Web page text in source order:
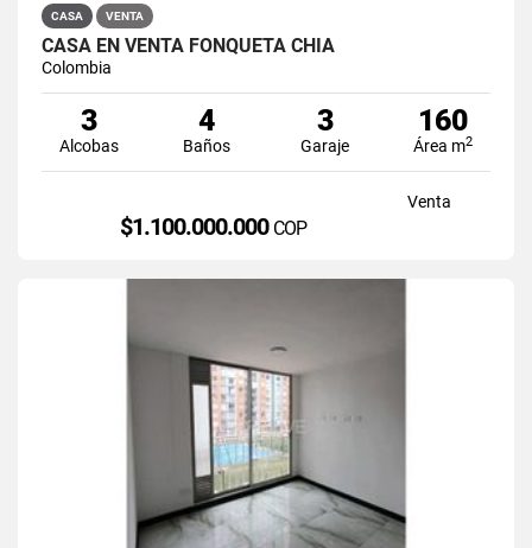
CASA VENTA
CASA EN VENTA FONQUETÁ CHÍA
Colombia
3
Alcobas
4
Baños
3
Garaje
160
Área m2
Venta
$1.100.000.000 COP